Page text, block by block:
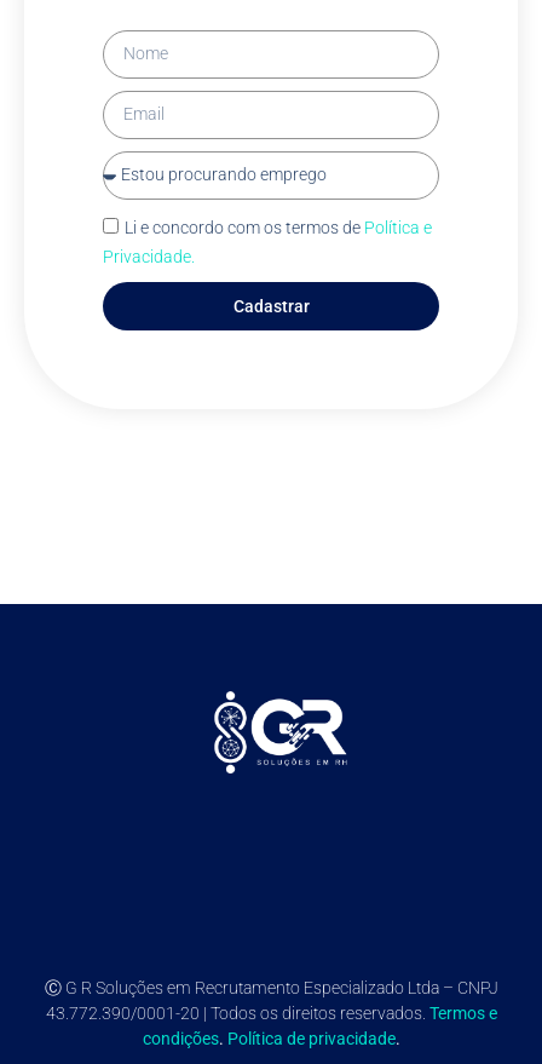
Li e concordo com os termos de Política e
Privacidade.
Cadastrar
Ⓒ G R Soluções em Recrutamento Especializado Ltda – CNPJ
43.772.390/0001-20 | Todos os direitos reservados. Termos e
condições. Política de privacidade.